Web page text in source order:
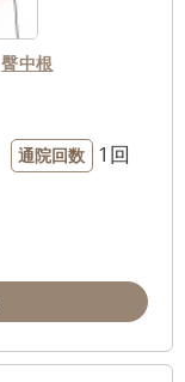
臀中根
通院回数 1回